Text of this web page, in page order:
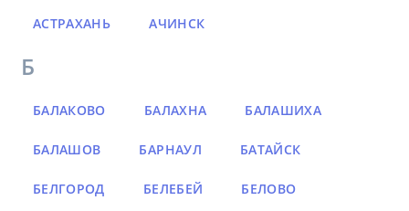
АСТРАХАНЬ АЧИНСК
Б
БАЛАКОВО БАЛАХНА БАЛАШИХА
БАЛАШОВ БАРНАУЛ БАТАЙСК
БЕЛГОРОД БЕЛЕБЕЙ БЕЛОВО